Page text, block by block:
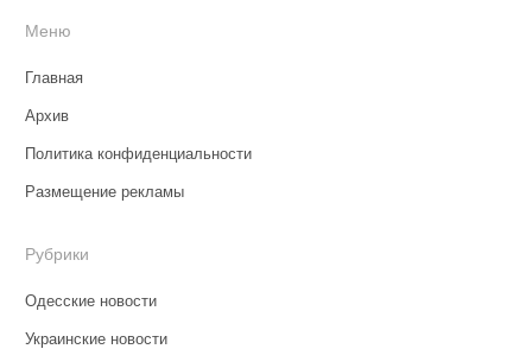
Меню
Главная
Архив
Политика конфиденциальности
Размещение рекламы
Рубрики
Одесские новости
Украинские новости